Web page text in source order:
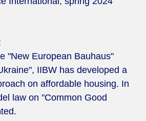
"New European Bauhaus"
IIBW has developed a
on affordable housing. In
law on "Common Good